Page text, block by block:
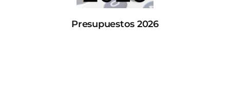
Presupuestos 2026